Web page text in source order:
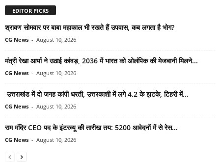
EDITOR PICKS
श्रावण सोमवार पर बाबा महाकाल भी रखते हैं उपवास, कब लगता है भोग?
CG News - August 10, 2026
मंत्री रेखा आर्या ने उठाई कांवड़, 2036 में भारत को ओलंपिक की मेजबानी मिलने...
CG News - August 10, 2026
उत्तराखंड में दो जगह कांपी धरती, उत्तरकाशी में लगे 4.2 के झटके, टिहरी में...
CG News - August 10, 2026
राम मंदिर CEO पद के इंटरव्यू की तारीख तय: 5200 आवेदनों में से रेस...
CG News - August 10, 2026